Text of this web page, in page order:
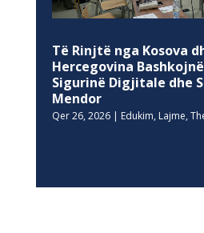
Të Rinjtë nga Kosova
Hercegovina
Sigurinë Digjitale dhe
Mendor
Qer 26, 2026| Edukim, Lajme,